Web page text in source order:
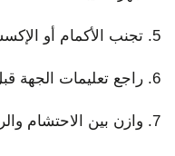
تجنب الأكمام أو
راجع تعليمات الجهة
وازن بين الاحتشام